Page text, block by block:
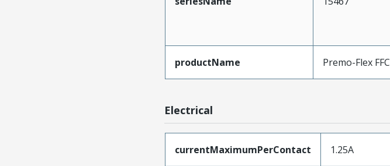
productName Premo-Flex
Electrical
currentMaximumPerContact 1.25A